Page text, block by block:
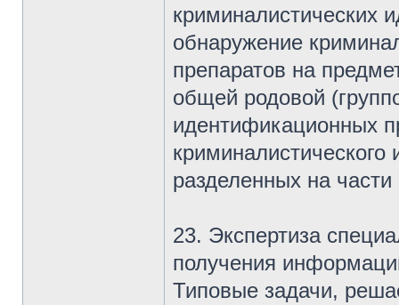
криминалистических
обнаружение
препаратов на
общей родовой
идентификационных
разделенных на
23. Экспертиза
получения
Типовые задачи,